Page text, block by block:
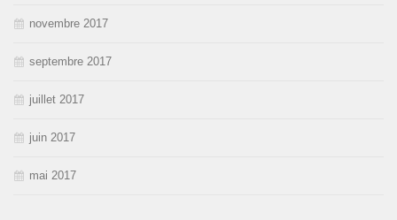
novembre 2017
septembre 2017
juillet 2017
juin 2017
mai 2017